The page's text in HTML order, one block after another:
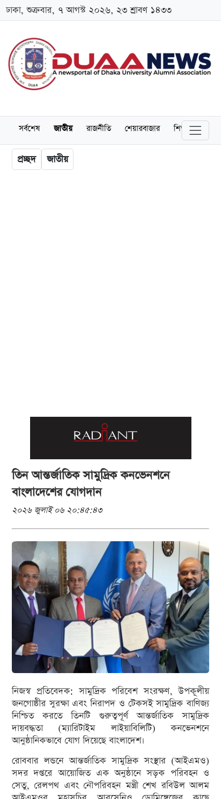
ঢাকা, শুক্রবার, ৭ আগস্ট ২০২৬, ২৩ শ্রাবণ ১৪৩৩
সর্বশেষ জাতীয় রাজনীতি শেয়ারবাজার শিক্ষা
প্রচ্ছদ জাতীয়
তিন আন্তর্জাতিক সামুদ্রিক কনভেনশনে
বাংলাদেশের যোগদান
২০২৬ জুলাই ০৬ ২০:৪৫:৪৩
নিজস্ব প্রতিবেদক: সামুদ্রিক পরিবেশ সংরক্ষণ, উপকূলীয়
জনগোষ্ঠীর সুরক্ষা এবং নিরাপদ ও টেকসই সামুদ্রিক বাণিজ্য
নিশ্চিত করতে তিনটি গুরুত্বপূর্ণ আন্তর্জাতিক সামুদ্রিক
দায়বদ্ধতা (ম্যারিটাইম লাইয়াবিলিটি) কনভেনশনে
আনুষ্ঠানিকভাবে যোগ দিয়েছে বাংলাদেশ।
রোববার লন্ডনে আন্তর্জাতিক সামুদ্রিক সংস্থার (আইএমও)
সদর দপ্তরে আয়োজিত এক অনুষ্ঠানে সড়ক পরিবহন ও
সেতু, রেলপথ এবং নৌপরিবহন মন্ত্রী শেখ রবিউল আলম